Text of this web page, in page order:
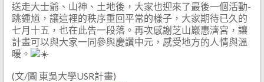
送走大士爺、山神、土地後，大家也迎來了最後一個活動-
跳鍾馗，讓這裡的秩序重回平常的樣子，大家期待已久的
七月十五，也在此告一段落。再次感謝芝山巖惠濟宮 ，讓
計畫可以與大家一同參與慶讚中元，感受地方的人情與溫
暖。
(文/圖 東吳大學USR計畫)